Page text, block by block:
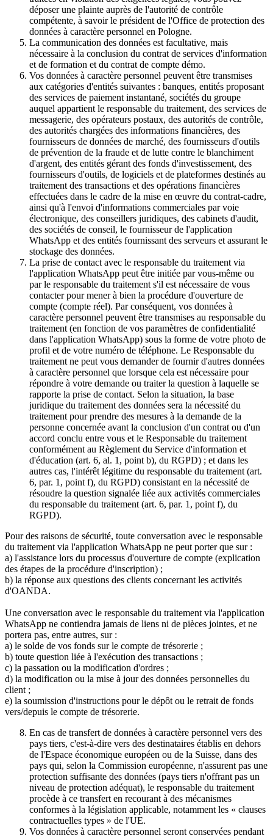
déposer une plainte auprès de l'autorité de contrôle
compétente, à savoir le président de l'Office de protection des
données à caractère personnel en Pologne.
La communication des données est facultative, mais
nécessaire à la conclusion du contrat de services d'information
et de formation et du contrat de compte démo.
Vos données à caractère personnel peuvent être transmises
aux catégories d'entités suivantes : banques, entités proposant
des services de paiement instantané, sociétés du groupe
auquel appartient le responsable du traitement, des services de
messagerie, des opérateurs postaux, des autorités de contrôle,
des autorités chargées des informations financières, des
fournisseurs de données de marché, des fournisseurs d'outils
de prévention de la fraude et de lutte contre le blanchiment
d'argent, des entités gérant des fonds d'investissement, des
fournisseurs d'outils, de logiciels et de plateformes destinés au
traitement des transactions et des opérations financières
effectuées dans le cadre de la mise en œuvre du contrat-cadre,
ainsi qu'à l'envoi d'informations commerciales par voie
électronique, des conseillers juridiques, des cabinets d'audit,
des sociétés de conseil, le fournisseur de l'application
WhatsApp et des entités fournissant des serveurs et assurant le
stockage des données.
La prise de contact avec le responsable du traitement via
l'application WhatsApp peut être initiée par vous-même ou
par le responsable du traitement s'il est nécessaire de vous
contacter pour mener à bien la procédure d'ouverture de
compte (compte réel). Par conséquent, vos données à
caractère personnel peuvent être transmises au responsable du
traitement (en fonction de vos paramètres de confidentialité
dans l'application WhatsApp) sous la forme de votre photo de
profil et de votre numéro de téléphone. Le Responsable du
traitement ne peut vous demander de fournir d'autres données
à caractère personnel que lorsque cela est nécessaire pour
répondre à votre demande ou traiter la question à laquelle se
rapporte la prise de contact. Selon la situation, la base
juridique du traitement des données sera la nécessité du
traitement pour prendre des mesures à la demande de la
personne concernée avant la conclusion d'un contrat ou d'un
accord conclu entre vous et le Responsable du traitement
conformément au Règlement du Service d'information et
d'éducation (art. 6, al. 1, point b), du RGPD) ; et dans les
autres cas, l'intérêt légitime du responsable du traitement (art.
6, par. 1, point f), du RGPD) consistant en la nécessité de
résoudre la question signalée liée aux activités commerciales
du responsable du traitement (art. 6, par. 1, point f), du
RGPD).
Pour des raisons de sécurité, toute conversation avec le responsable
du traitement via l'application WhatsApp ne peut porter que sur :
a) l'assistance lors du processus d'ouverture de compte (explication
des étapes de la procédure d'inscription) ;
b) la réponse aux questions des clients concernant les activités
d'OANDA.
Une conversation avec le responsable du traitement via l'application
WhatsApp ne contiendra jamais de liens ni de pièces jointes, et ne
portera pas, entre autres, sur :
a) le solde de vos fonds sur le compte de trésorerie ;
b) toute question liée à l'exécution des transactions ;
c) la passation ou la modification d'ordres ;
d) la modification ou la mise à jour des données personnelles du
client ;
e) la soumission d'instructions pour le dépôt ou le retrait de fonds
vers/depuis le compte de trésorerie.
En cas de transfert de données à caractère personnel vers des
pays tiers, c'est-à-dire vers des destinataires établis en dehors
de l'Espace économique européen ou de la Suisse, dans des
pays qui, selon la Commission européenne, n'assurent pas une
protection suffisante des données (pays tiers n'offrant pas un
niveau de protection adéquat), le responsable du traitement
procède à ce transfert en recourant à des mécanismes
conformes à la législation applicable, notamment les « clauses
contractuelles types » de l'UE.
Vos données à caractère personnel seront conservées pendant